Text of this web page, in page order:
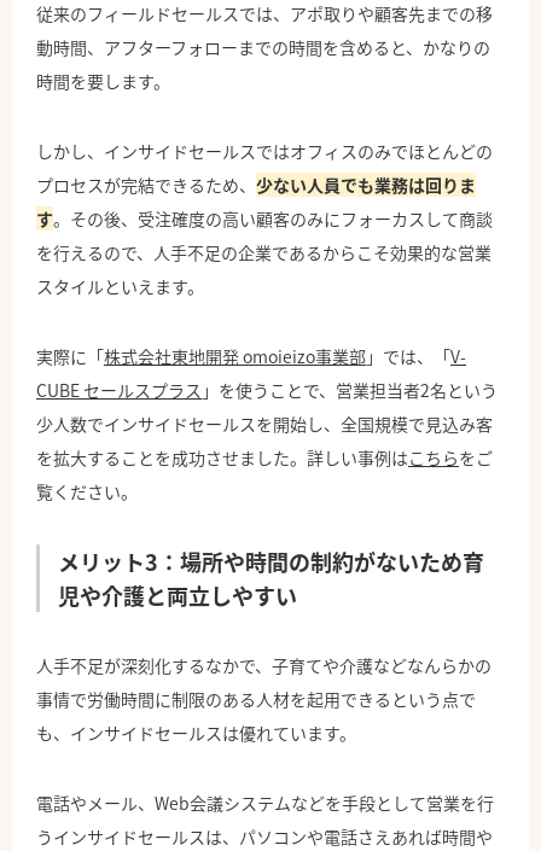
従来のフィールドセールスでは、アポ取りや顧客先までの移
動時間、アフターフォローまでの時間を含めると、かなりの
時間を要します。
しかし、インサイドセールスではオフィスのみでほとんどの
プロセスが完結できるため、 少ない人員でも業務は回りま
す。その後、受注確度の高い顧客のみにフォーカスして商談
を行えるので、人手不足の企業であるからこそ効果的な営業
スタイルといえます。
実際に「株式会社東地開発 omoieizo事業部 」では、「V-
CUBE セールスプラス 」を使うことで、営業担当者2名という
少人数でインサイドセールスを開始し、全国規模で見込み客
を拡大することを成功させました。詳しい事例はこちらをご
覧ください。
メリット3：場所や時間の制約がないため育
児や介護と両立しやすい
人手不足が深刻化するなかで、子育てや介護などなんらかの
事情で労働時間に制限のある人材を起用できるという点で
も、インサイドセールスは優れています。
電話やメール、Web会議システムなどを手段として営業を行
うインサイドセールスは、パソコンや電話さえあれば時間や